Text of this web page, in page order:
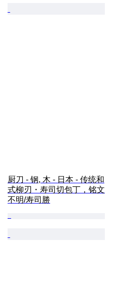
厨刀 - 钢, 木 - 日本 - 传统和
式柳刃・寿司切包丁，铭文
不明/寿司勝